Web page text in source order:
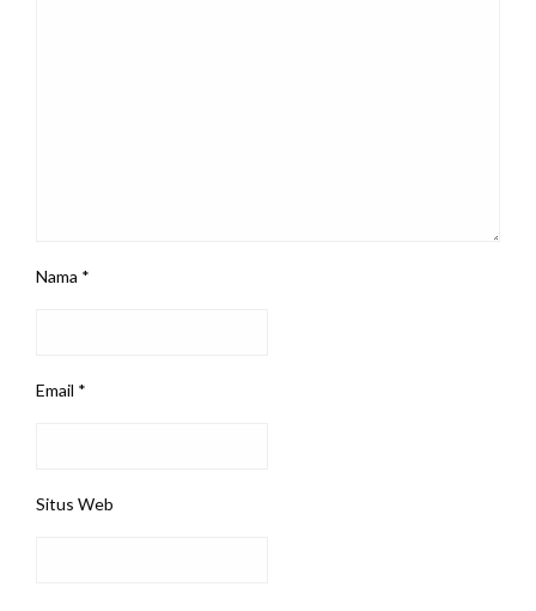
Nama *
Email *
Situs Web